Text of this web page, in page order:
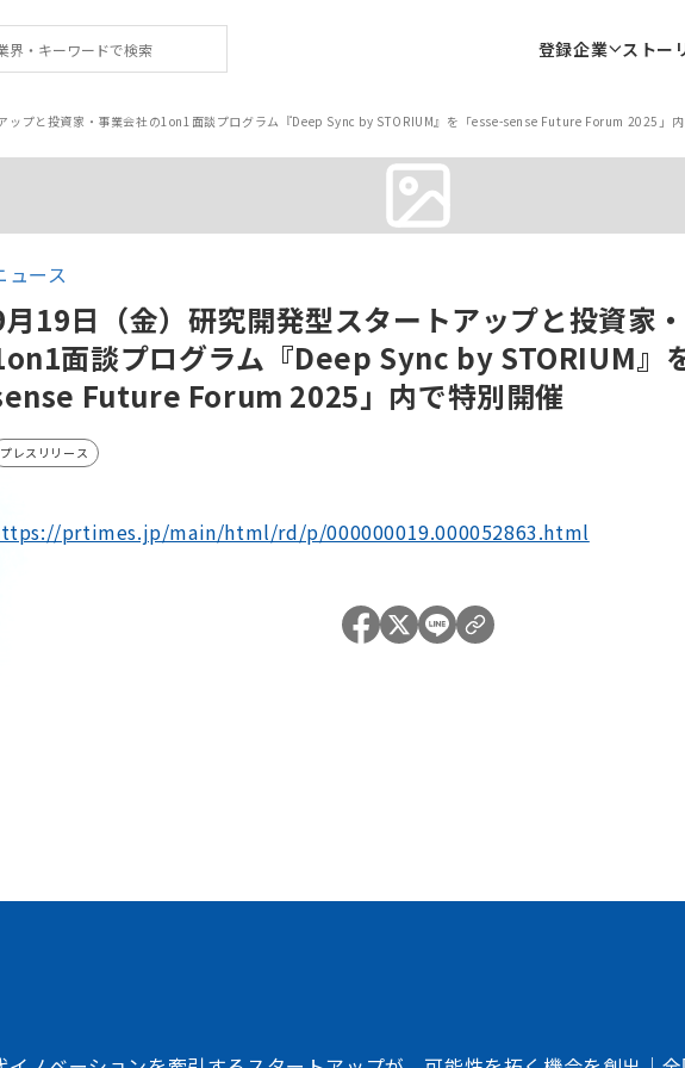
登録企業 ストー
ップと投資家・事業会社の1on1面談プログラム『Deep Sync by STORIUM』を「esse-sense Future Forum 2025」
ュース
19日（金）研究開発型スタートアップと投資家
面談プログラム『Deep Sync by STORIUM』
Future Forum 2025」内で特別開催
プレスリリース
prtimes.jp/main/html/rd/p/000000019.000052863.html